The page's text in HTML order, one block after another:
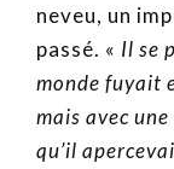
neveu, un
passé. « Il se
monde fuyait
mais avec
qu’il